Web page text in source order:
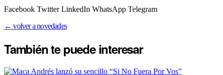
Facebook Twitter LinkedIn WhatsApp Telegram
← volver a novedades
También te puedeinteresar